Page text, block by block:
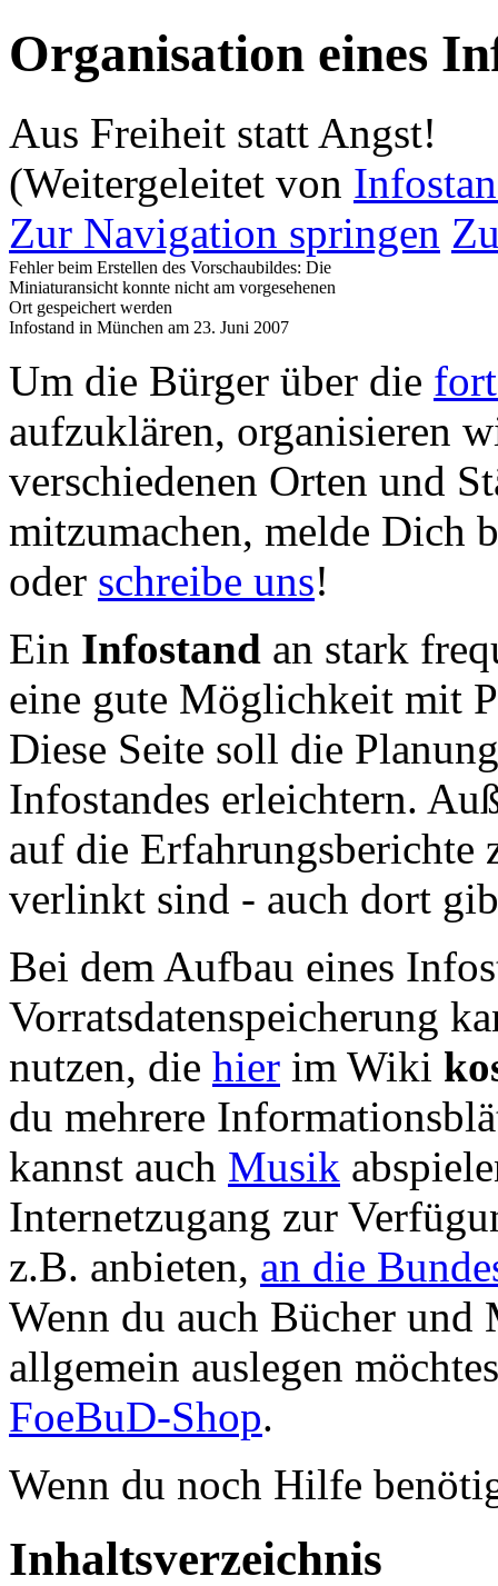
Organisation eines
Aus Freiheit statt Angst!
(Weitergeleitet von
Zur Navigation springen
Fehler beim Erstellen des Vorschaubildes: Die
Miniaturansicht konnte nicht am vorgesehenen
Ort gespeichert werden
Infostand in München am 23. Juni 2007
Um die Bürger über die
aufzuklären, organisieren
verschiedenen Orten und
mitzumachen, melde Dich
oder schreibe uns!
Ein Infostand an stark
eine gute Möglichkeit mit
Diese Seite soll die
Infostandes erleichtern.
auf die Erfahrungsberichte
verlinkt sind - auch dort
Bei dem Aufbau eines
Vorratsdatenspeicherung
nutzen, die hier im Wiki
du mehrere
kannst auch Musik
Internetzugang zur
z.B. anbieten, an die
Wenn du auch Bücher
allgemein auslegen
FoeBuD-Shop.
Wenn du noch Hilfe
Inhaltsverzeichnis